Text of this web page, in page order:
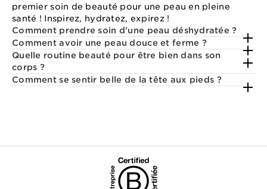
premier soin de beauté pour une peau en pleine
santé ! Inspirez, hydratez, expirez !
Comment prendre soin d’une peau déshydratée ?
Comment avoir une peau douce et ferme ?
Quelle routine beauté pour être bien dans son
corps ?
Comment se sentir belle de la tête aux pieds ?